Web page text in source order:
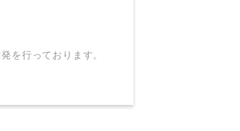
を行っております。